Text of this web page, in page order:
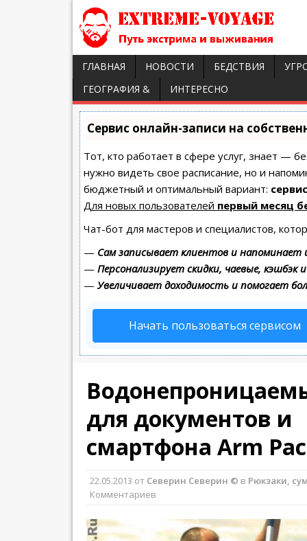
ГЛАВНАЯ НОВОСТИ БЕДСТВИЯ
ГЕОГРАФИЯ &
ИНТЕРЕСНО
Сервис онлайн-записи на
Тот, кто работает в сфере услуг, знает —
нужно видеть свое расписание, но и
бюджетный и оптимальный вариант:
Для новых пользователей первый месяц
Чат-бот для мастеров и специалистов,
— Сам записывает клиентов и напоминает
— Персонализирует скидки, чаевые, кэшбэк
— Увеличивает доходимость и помогает
Начать пользоваться сервисом
для документов и
смартфона Arm
22.05.2013 от Северин Северин © в Рюкзаки,
Комментариев